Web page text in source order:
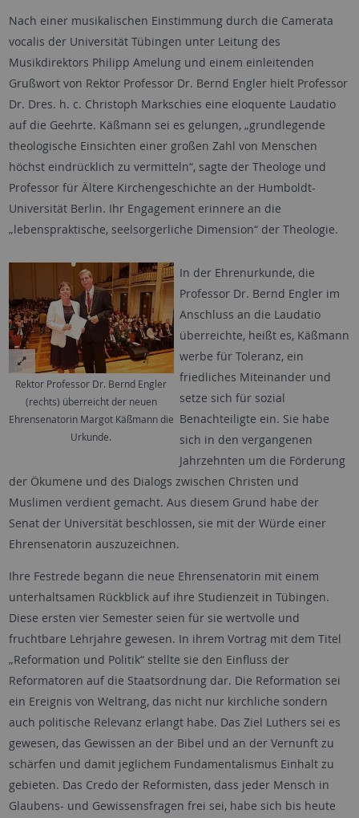
Nach einer musikalischen Einstimmung durch die Camerata
vocalis der Universität Tübingen unter Leitung des
Musikdirektors Philipp Amelung und einem einleitenden
Grußwort von Rektor Professor Dr. Bernd Engler hielt Professor
Dr. Dres. h. c. Christoph Markschies eine eloquente Laudatio
auf die Geehrte. Käßmann sei es gelungen, „grundlegende
theologische Einsichten einer großen Zahl von Menschen
höchst eindrücklich zu vermitteln“, sagte der Theologe und
Professor für Ältere Kirchengeschichte an der Humboldt-
Universität Berlin. Ihr Engagement erinnere an die
„lebenspraktische, seelsorgerliche Dimension“ der Theologie.
Rektor Professor Dr. Bernd Engler
(rechts) überreicht der neuen
Ehrensenatorin Margot Käßmann die
Urkunde.
In der Ehrenurkunde, die
Professor Dr. Bernd Engler im
Anschluss an die Laudatio
überreichte, heißt es, Käßmann
werbe für Toleranz, ein
friedliches Miteinander und
setze sich für sozial
Benachteiligte ein. Sie habe
sich in den vergangenen
Jahrzehnten um die Förderung
der Ökumene und des Dialogs zwischen Christen und
Muslimen verdient gemacht. Aus diesem Grund habe der
Senat der Universität beschlossen, sie mit der Würde einer
Ehrensenatorin auszuzeichnen.
Ihre Festrede begann die neue Ehrensenatorin mit einem
unterhaltsamen Rückblick auf ihre Studienzeit in Tübingen.
Diese ersten vier Semester seien für sie wertvolle und
fruchtbare Lehrjahre gewesen. In ihrem Vortrag mit dem Titel
„Reformation und Politik“ stellte sie den Einfluss der
Reformatoren auf die Staatsordnung dar. Die Reformation sei
ein Ereignis von Weltrang, das nicht nur kirchliche sondern
auch politische Relevanz erlangt habe. Das Ziel Luthers sei es
gewesen, das Gewissen an der Bibel und an der Vernunft zu
schärfen und damit jeglichem Fundamentalismus Einhalt zu
gebieten. Das Credo der Reformisten, dass jeder Mensch in
Glaubens- und Gewissensfragen frei sei, habe sich bis heute